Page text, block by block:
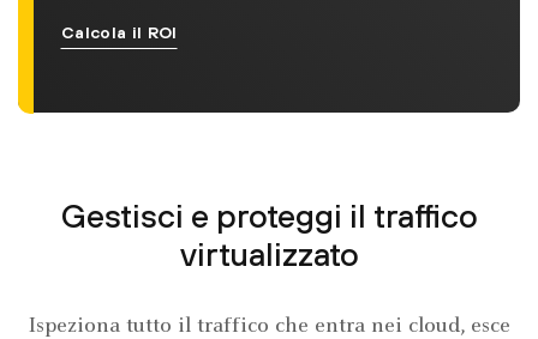
Calcola il ROI
Gestisci e proteggi il traffico
virtualizzato
Ispeziona tutto il traffico che entra nei cloud, esce